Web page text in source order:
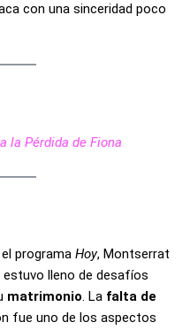
con una sinceridad poco
la Pérdida de Fiona
programa Hoy, Montserrat
estuvo lleno de desafíos
matrimonio. La falta de
fue uno de los aspectos